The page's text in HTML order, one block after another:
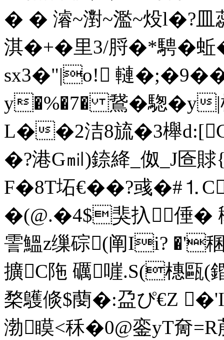
� � 濬~濧~ 濫~炈l�?
淇�+�里3/脟�*騁�蚯
sx3�"|o! 轋
y�%�7� 鵞� 騘�y|榶
L��2洁8旈�3櫸d:[C
�?港G㏕)錼絳_伮_J匼
F�8T坧€��?彧
�(@.�4$猆扖倕�
霅鰮z缫碂(阐Ii? �'
擴C陁 礪嘊.S(橞甌(
楘鸌倐$蔅�:盁ぴ€Z
渤瞙<秝�0@銮yT奝